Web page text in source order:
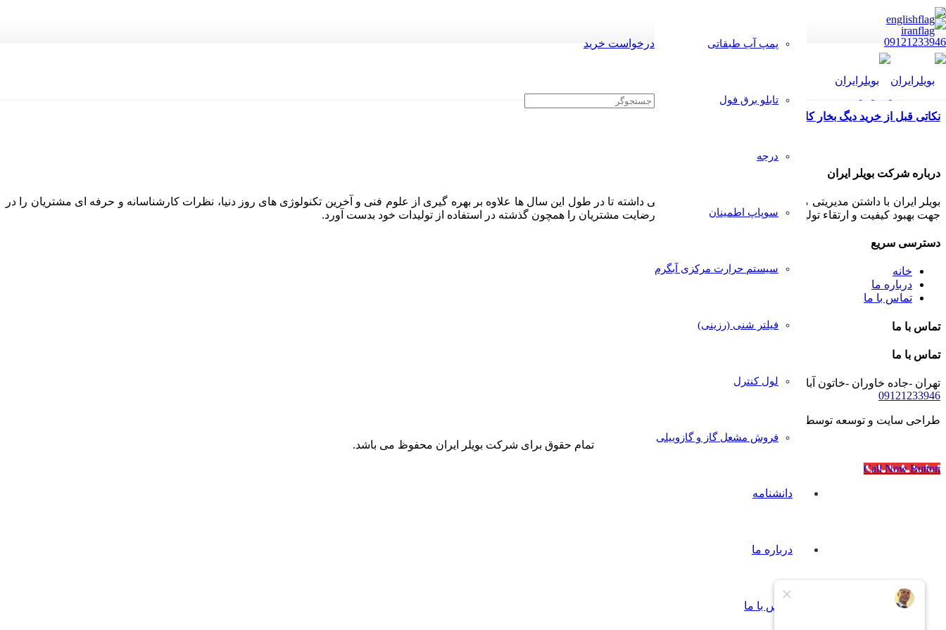
09121233946 پمپ آب طبقاتی
تابلو برق فول
درجه
سوپاپ اطمینان
سیستم حرارت مرکزی آبگرم
فیلتر شنی (رزینی)
لول کنترل
فروش مشعل گاز و گازوییلی
دانشنامه
درباره ما
تماس با ما
درخواست خرید
نکاتی قبل از خرید دیگ بخار کارکرده ۱تن و ۲تن و ۳تن و ۵تن و۷تن
درباره شرکت بویلر ایران
بویلر ایران با داشتن مدیریتی مجرب و مشتری مدار همواره سعی داشته تا در طول این سال ها علاوه بر بهره گیری از علوم فنی و آخرین تکنولوژی های روز دنیا، نظرات کارشناسانه و حرفه ای مشتریان را در
جهت بهبود کیفیت و ارتقاء تولیدات خود پذیرا بوده و بکار گیرد تا رضایت مشتریان را همچون گذشته در استفاده از تولیدات خود بدست آورد.
دسترسی سریع
خانه
درباره ما
تماس با ما
تماس با ما
تماس با ما
تهران -جاده خاوران -خاتون آباد- خیابان رجایی- پلاک۴۰
09121233946
طراحی سایت و توسعه توسط
تمام حقوق برای شرکت بویلر ایران محفوظ می باشد.
Call Now Button